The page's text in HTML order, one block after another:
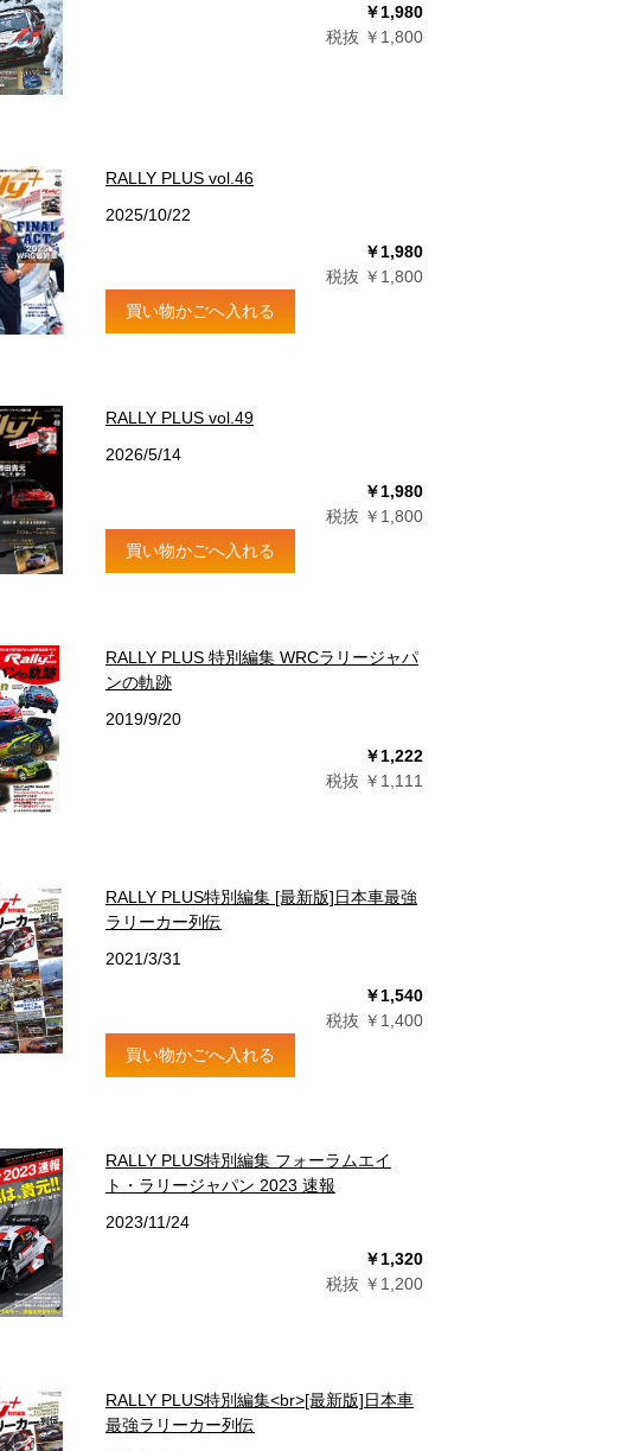
￥1,980
税抜 ￥1,800
RALLY PLUS vol.46
2025/10/22
￥1,980
税抜 ￥1,800
買い物かごへ入れる
RALLY PLUS vol.49
2026/5/14
￥1,980
税抜 ￥1,800
買い物かごへ入れる
RALLY PLUS 特別編集 WRCラリージャパ
ンの軌跡
2019/9/20
￥1,222
税抜 ￥1,111
RALLY PLUS特別編集 [最新版]日本車最強
ラリーカー列伝
2021/3/31
￥1,540
税抜 ￥1,400
買い物かごへ入れる
RALLY PLUS特別編集 フォーラムエイ
ト・ラリージャパン 2023 速報
2023/11/24
￥1,320
税抜 ￥1,200
RALLY PLUS特別編集<br>[最新版]日本車
最強ラリーカー列伝